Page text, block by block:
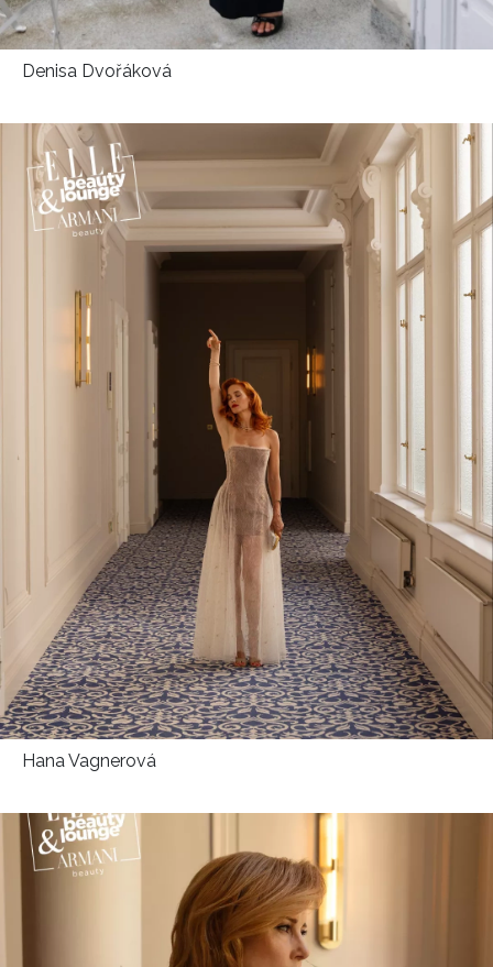
Denisa Dvořáková
Hana Vagnerová